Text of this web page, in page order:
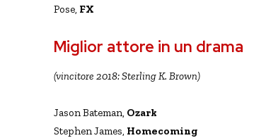
Pose, FX
Miglior attore in un drama
(vincitore 2018: Sterling K. Brown)
Jason Bateman, Ozark
Stephen James, Homecoming